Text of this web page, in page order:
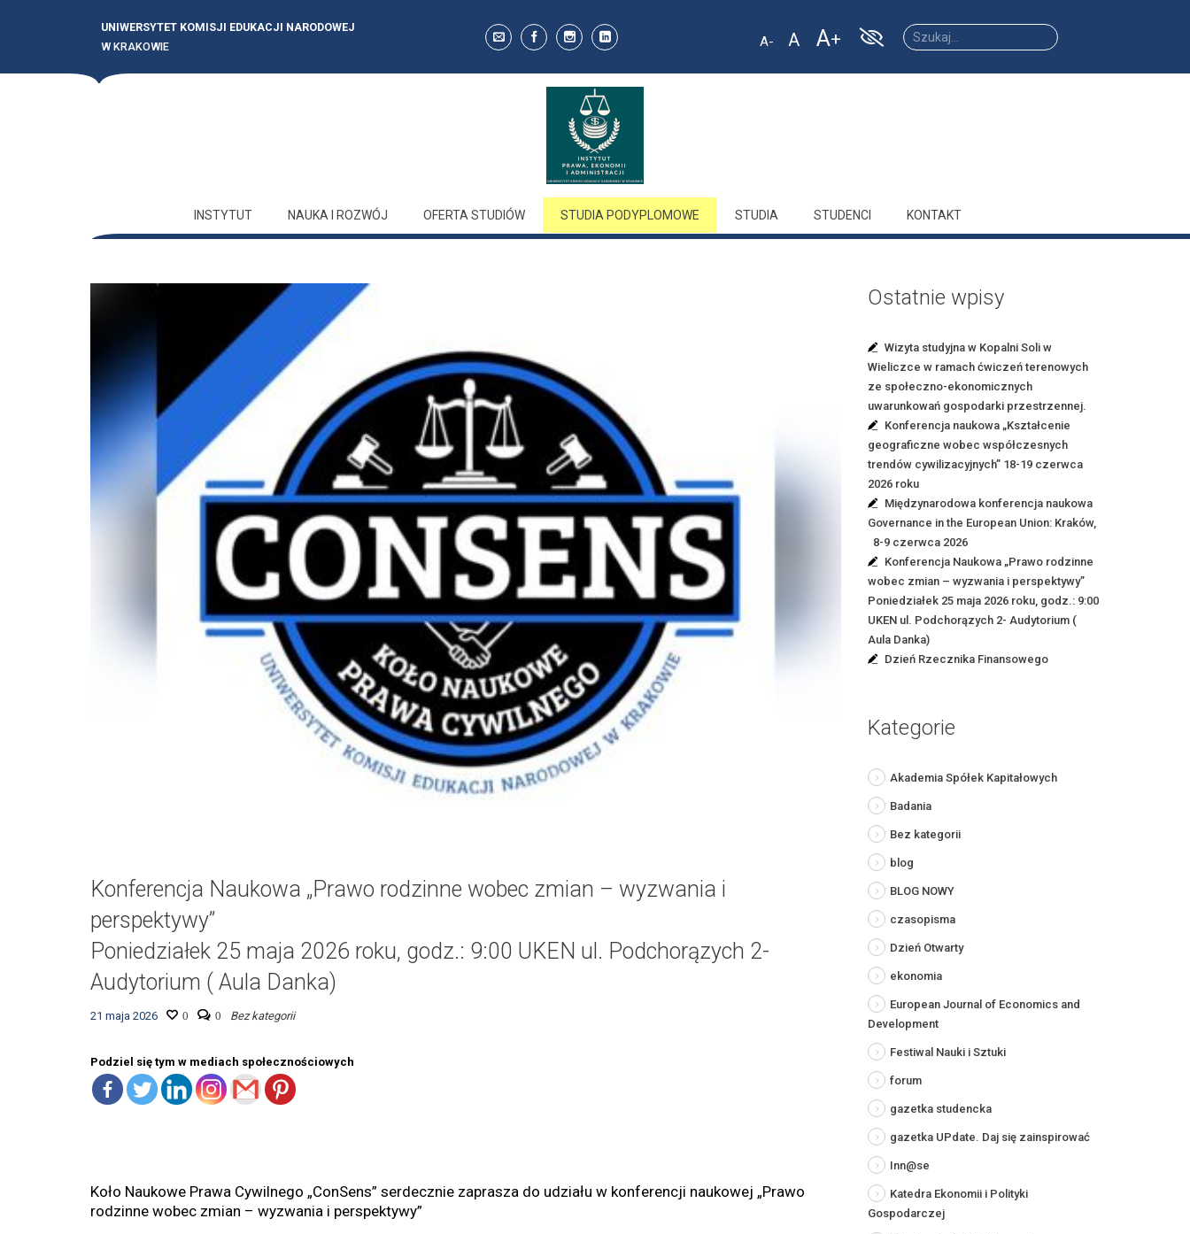
UNIWERSYTET KOMISJI EDUKACJI NARODOWEJ
W KRAKOWIE
A
font size.
A
font
A
Increase
font
INSTYTUT NAUKA I ROZWÓJ OFERTA STUDIÓW STUDIA PODYPLOMOWE STUDIA STUDENCI KONTAKT
Konferencja Naukowa „Prawo rodzinne wobec zmian – wyzwania i
perspektywy”
Poniedziałek 25 maja 2026 roku, godz.: 9:00 UKEN ul. Podchorązych 2-
Audytorium ( Aula Danka)
21 maja 2026 0 0 Bez kategorii
Podziel się tym w mediach społecznościowych
Koło Naukowe Prawa Cywilnego „ConSens” serdecznie zaprasza do udziału w konferencji naukowej „Prawo
rodzinne wobec zmian – wyzwania i perspektywy”
Ostatnie wpisy
Wizyta studyjna w Kopalni Soli w
Wieliczce w ramach ćwiczeń terenowych
ze społeczno-ekonomicznych
uwarunkowań gospodarki przestrzennej.
Konferencja naukowa „Kształcenie
geograficzne wobec współczesnych
trendów cywilizacyjnych” 18-19 czerwca
2026 roku
Międzynarodowa konferencja naukowa
Governance in the European Union: Kraków,
8-9 czerwca 2026
Konferencja Naukowa „Prawo rodzinne
wobec zmian – wyzwania i perspektywy”
Poniedziałek 25 maja 2026 roku, godz.: 9:00
UKEN ul. Podchorązych 2- Audytorium (
Aula Danka)
Dzień Rzecznika Finansowego
Kategorie
Akademia Spółek Kapitałowych
Badania
Bez kategorii
blog
BLOG NOWY
czasopisma
Dzień Otwarty
ekonomia
European Journal of Economics and
Development
Festiwal Nauki i Sztuki
forum
gazetka studencka
gazetka UPdate. Daj się zainspirować
Inn@se
Katedra Ekonomii i Polityki
Gospodarczej